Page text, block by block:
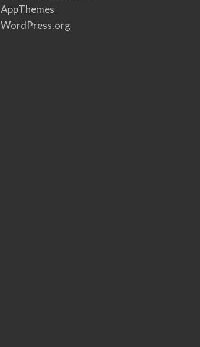
AppThemes
WordPress.org